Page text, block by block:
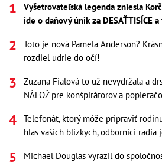
Vyšetrovateľská legenda zniesla
ide o daňový únik za DESAŤTISÍCE
Toto je nová Pamela Anderson?
rozdiel udrie do očí!
Zuzana Fialová to už nevydržala a
NÁLOŽ pre konšpirátorov a
Telefonát, ktorý môže pripraviť
hlas vašich blízkych, odborníci radia
Michael Douglas vyrazil do